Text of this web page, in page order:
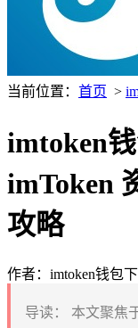
当前位置： 首页 >
imtoken
imToken
攻略
作者：imtoken钱包
导读：
本文聚焦